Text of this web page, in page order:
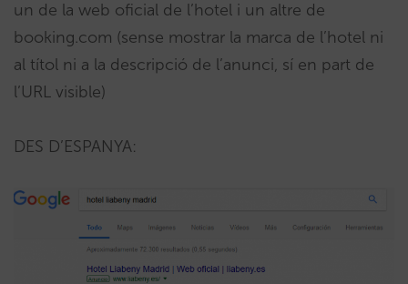
un de la web oficial de l’hotel i un altre de
booking.com (sense mostrar la marca de l’hotel ni
al títol ni a la descripció de l’anunci, sí en part de
l’URL visible)
DES D’ESPANYA: